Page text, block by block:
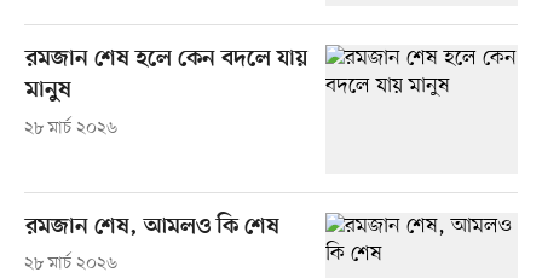
রমজান শেষ হলে কেন বদলে যায়
মানুষ
২৮ মার্চ ২০২৬
রমজান শেষ, আমলও কি শেষ
২৮ মার্চ ২০২৬